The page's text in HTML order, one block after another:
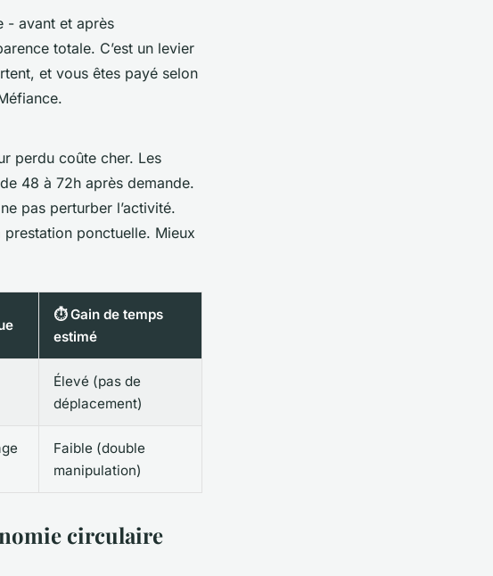
- avant et après
totale. C’est un levier
et vous êtes payé selon
perdu coûte cher. Les
48 à 72h après demande.
pas perturber l’activité.
prestation ponctuelle. Mieux
⏱️ Gain de temps
estimé
Élevé (pas de
déplacement)
Faible (double
manipulation)
circulaire